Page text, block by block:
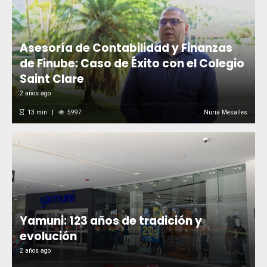
Asesoría de Contabilidad y Finanzas
de Finube: Caso de Éxito con el Colegio
Saint Clare
2 años ago
13 min 5997 Nuria Mesalles
Yamuni: 123 años de tradición y
evolución
2 años ago